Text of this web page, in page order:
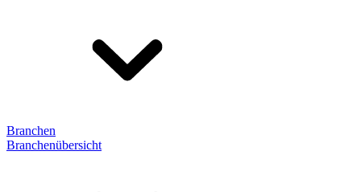
Branchen
Branchenübersicht